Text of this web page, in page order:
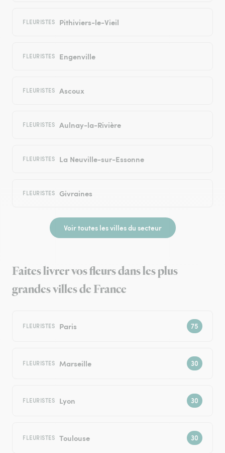
FLEURISTES Pithiviers-le-Vieil
FLEURISTES Engenville
FLEURISTES Ascoux
FLEURISTES Aulnay-la-Rivière
FLEURISTES La Neuville-sur-Essonne
FLEURISTES Givraines
Voir toutes les villes du secteur
Faites livrer vos fleurs dans les plus
grandes villes de France
FLEURISTES Paris
FLEURISTES Marseille
FLEURISTES Lyon
FLEURISTES Toulouse